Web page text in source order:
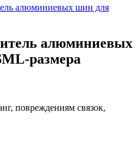
алюминиевых
размера
повреждениям связок,